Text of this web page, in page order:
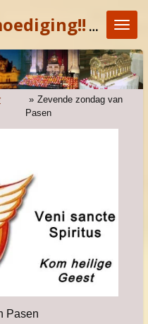
"KOM
» Zevende zondag van
Pasen
Pasen